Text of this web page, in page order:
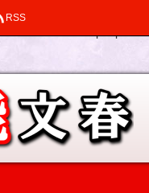
$item, $depth,
RSS